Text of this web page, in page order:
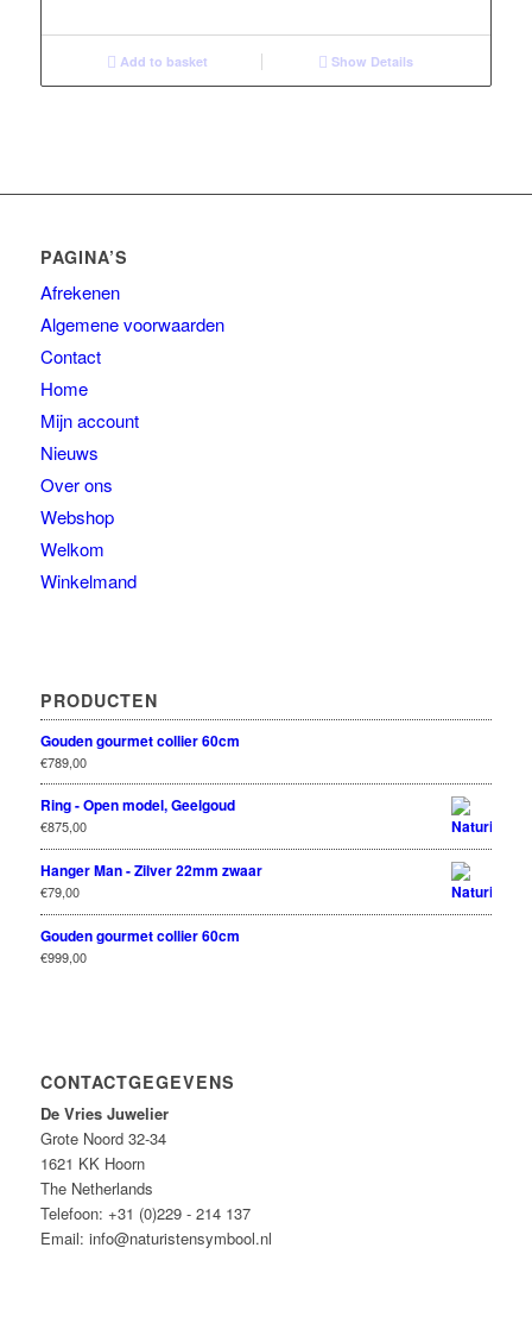
Add to basket Show Details
PAGINA’S
Afrekenen
Algemene voorwaarden
Contact
Home
Mijn account
Nieuws
Over ons
Webshop
Welkom
Winkelmand
PRODUCTEN
Gouden gourmet collier 60cm
€789,00
Ring - Open model, Geelgoud
€875,00
Hanger Man - Zilver 22mm zwaar
€79,00
Gouden gourmet collier 60cm
€999,00
CONTACTGEGEVENS
De Vries Juwelier
Grote Noord 32-34
1621 KK Hoorn
The Netherlands
Telefoon: +31 (0)229 - 214 137
Email: info@naturistensymbool.nl